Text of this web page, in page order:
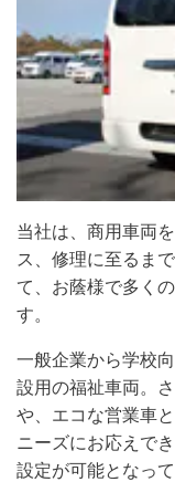
当社は、商用車両
ス、修理に至るま
て、お蔭様で多く
す。
一般企業から学校
設用の福祉車両。
や、エコな営業車
ニーズにお応えで
設定が可能となって